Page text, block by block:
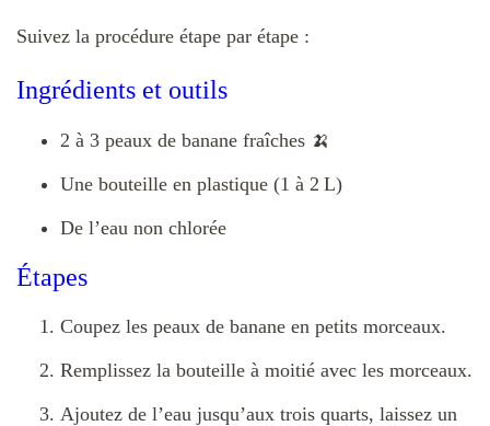
Suivez la procédure étape par étape :
Ingrédients et outils
2 à 3 peaux de banane fraîches 🍌
Une bouteille en plastique (1 à 2 L)
De l’eau non chlorée
Étapes
Coupez les peaux de banane en petits morceaux.
Remplissez la bouteille à moitié avec les morceaux.
Ajoutez de l’eau jusqu’aux trois quarts, laissez un